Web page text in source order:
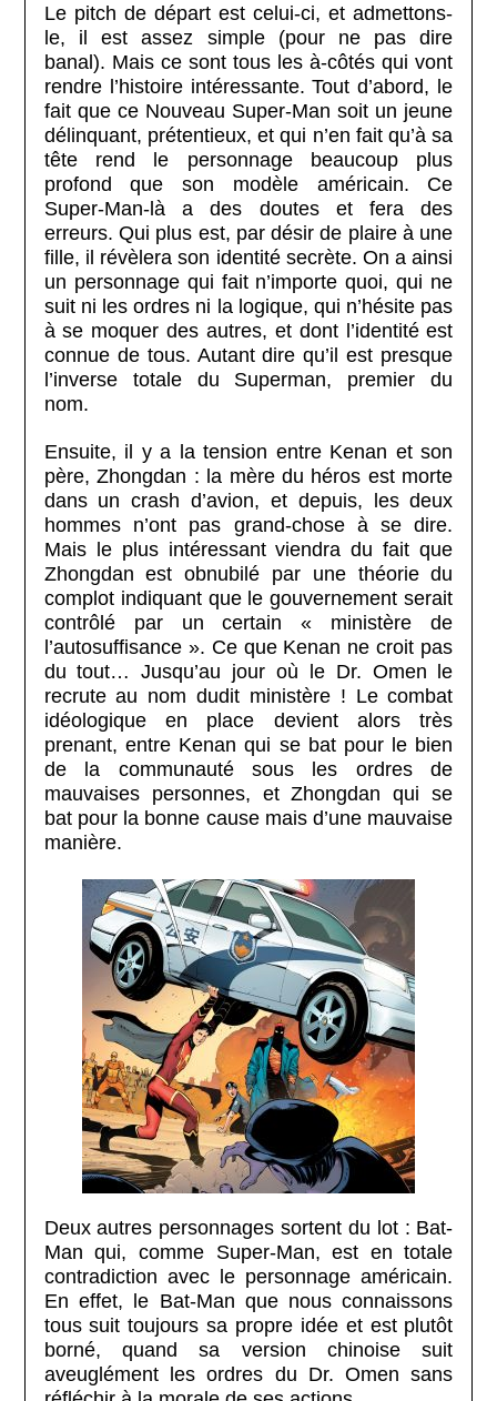
Le pitch de départ est celui-ci, et admettons-
le, il est assez simple (pour ne pas dire
banal). Mais ce sont tous les à-côtés qui vont
rendre l’histoire intéressante. Tout d’abord, le
fait que ce Nouveau Super-Man soit un jeune
délinquant, prétentieux, et qui n’en fait qu’à sa
tête rend le personnage beaucoup plus
profond que son modèle américain. Ce
Super-Man-là a des doutes et fera des
erreurs. Qui plus est, par désir de plaire à une
fille, il révèlera son identité secrète. On a ainsi
un personnage qui fait n’importe quoi, qui ne
suit ni les ordres ni la logique, qui n’hésite pas
à se moquer des autres, et dont l’identité est
connue de tous. Autant dire qu’il est presque
l’inverse totale du Superman, premier du
nom.
Ensuite, il y a la tension entre Kenan et son
père, Zhongdan : la mère du héros est morte
dans un crash d’avion, et depuis, les deux
hommes n’ont pas grand-chose à se dire.
Mais le plus intéressant viendra du fait que
Zhongdan est obnubilé par une théorie du
complot indiquant que le gouvernement serait
contrôlé par un certain « ministère de
l’autosuffisance ». Ce que Kenan ne croit pas
du tout… Jusqu’au jour où le Dr. Omen le
recrute au nom dudit ministère ! Le combat
idéologique en place devient alors très
prenant, entre Kenan qui se bat pour le bien
de la communauté sous les ordres de
mauvaises personnes, et Zhongdan qui se
bat pour la bonne cause mais d’une mauvaise
manière.
Deux autres personnages sortent du lot : Bat-
Man qui, comme Super-Man, est en totale
contradiction avec le personnage américain.
En effet, le Bat-Man que nous connaissons
tous suit toujours sa propre idée et est plutôt
borné, quand sa version chinoise suit
aveuglément les ordres du Dr. Omen sans